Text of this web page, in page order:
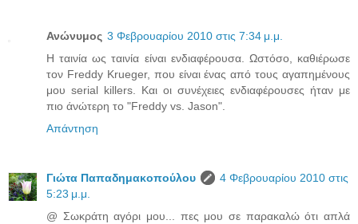
Ανώνυμος 3 Φεβρουαρίου 2010 στις 7:34 μ.μ.
Η ταινία ως ταινία είναι ενδιαφέρουσα. Ωστόσο, καθιέρωσε
τον Freddy Krueger, που είναι ένας από τους αγαπημένους
μου serial killers. Και οι συνέχειες ενδιαφέρουσες ήταν με
πιο άνώτερη το "Freddy vs. Jason".
Απάντηση
Γιώτα Παπαδημακοπούλου
4 Φεβρουαρίου 2010 στις
5:23 μ.μ.
@ Σωκράτη αγόρι μου... πες μου σε παρακαλώ ότι απλά